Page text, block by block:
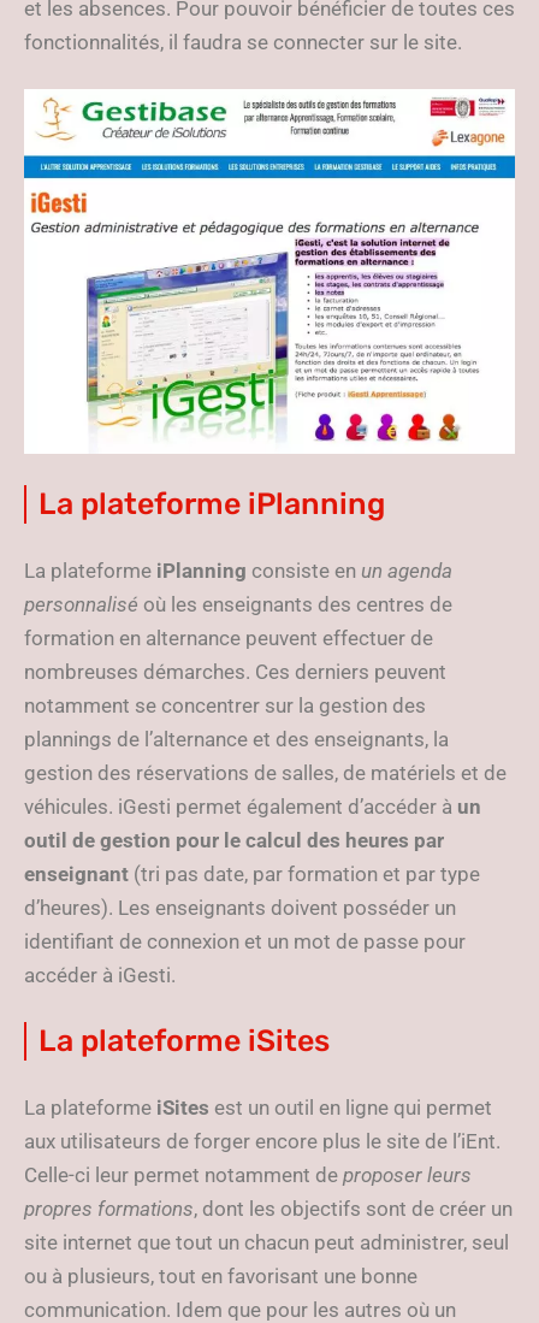
et les absences. Pour pouvoir bénéficier de toutes ces
fonctionnalités, il faudra se connecter sur le site.
La plateforme iPlanning
La plateforme iPlanning consiste en un agenda
personnalisé où les enseignants des centres de
formation en alternance peuvent effectuer de
nombreuses démarches. Ces derniers peuvent
notamment se concentrer sur la gestion des
plannings de l’alternance et des enseignants, la
gestion des réservations de salles, de matériels et de
véhicules. iGesti permet également d’accéder à un
outil de gestion pour le calcul des heures par
enseignant (tri pas date, par formation et par type
d’heures). Les enseignants doivent posséder un
identifiant de connexion et un mot de passe pour
accéder à iGesti.
La plateforme iSites
La plateforme iSites est un outil en ligne qui permet
aux utilisateurs de forger encore plus le site de l’iEnt.
Celle-ci leur permet notamment de proposer leurs
propres formations, dont les objectifs sont de créer un
site internet que tout un chacun peut administrer, seul
ou à plusieurs, tout en favorisant une bonne
communication. Idem que pour les autres où un